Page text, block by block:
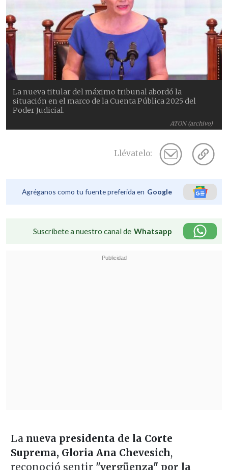
ATON (archivo)
La nueva titular del máximo tribunal abordó la
situación en el marco de la Cuenta Pública 2025 del
Poder Judicial.
Llévatelo:
Agréganos como tu fuente preferida en Google
Suscríbete a nuestro canal de Whatsapp
La nueva presidenta de la Corte
Suprema, Gloria Ana Chevesich,
reconoció sentir "vergüenza" por la